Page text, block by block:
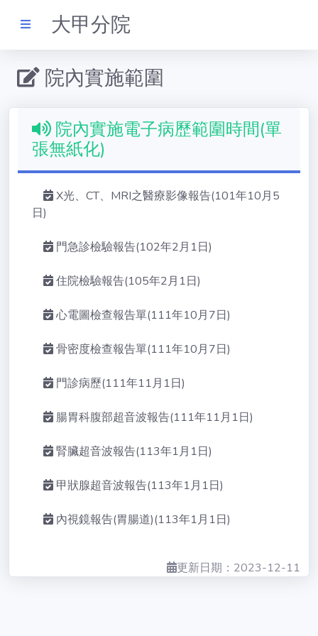
苑裡總院實施歷
程
苑裡院內實施範
圍
大甲院內實施範
大甲分院
院內實施範圍
院內實施電子病歷範圍時間(單
張無紙化)
X光、CT、MRI之醫療影像報告(101年10月5
日)
門急診檢驗報告(102年2月1日)
住院檢驗報告(105年2月1日)
心電圖檢查報告單(111年10月7日)
骨密度檢查報告單(111年10月7日)
門診病歷(111年11月1日)
腸胃科腹部超音波報告(111年11月1日)
腎臟超音波報告(113年1月1日)
甲狀腺超音波報告(113年1月1日)
內視鏡報告(胃腸道)(113年1月1日)
更新日期：2023-12-11